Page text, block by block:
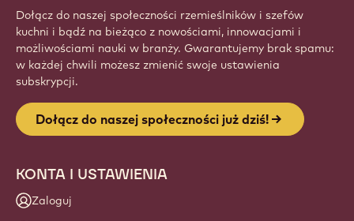
Dołącz do naszej społeczności rzemieślników i szefów
kuchni i bądź na bieżąco z nowościami, innowacjami i
możliwościami nauki w branży. Gwarantujemy brak spamu:
w każdej chwili możesz zmienić swoje ustawienia
subskrypcji.
Dołącz do naszej społeczności już dziś!
KONTA I USTAWIENIA
Zaloguj